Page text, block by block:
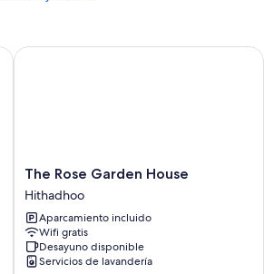
The
Rose
Garden
House
Hithadhoo
The Rose Garden House
Hithadhoo
Aparcamiento incluido
Wifi gratis
Desayuno disponible
Servicios de lavandería
The Rose Garden House